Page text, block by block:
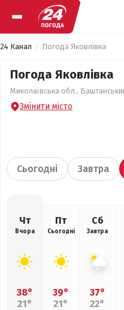
24 Канал Погода Яковлівка
Погода Яковлівка
Миколаївська обл.,
Змінити місто
Сьогодні Завтра
Чт
Вчора
38°
21°
Пт
Сьогодні
39°
21°
Сб
Завтра
37°
22°